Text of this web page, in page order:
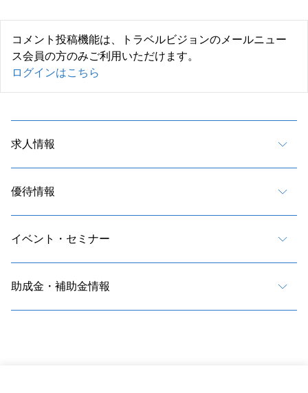
コメント投稿機能は、トラベルビジョンのメールニュー
ス会員の方のみご利用いただけます。
ログインはこちら
求人情報
優待情報
イベント・セミナー
助成金・補助金情報